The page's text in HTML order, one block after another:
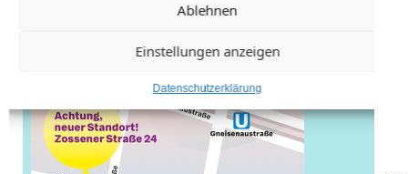
Ablehnen
Einstellungen anzeigen
Datenschutzerklärung